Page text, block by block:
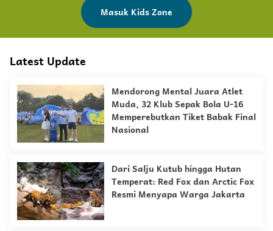
Masuk Kids Zone
Latest Update
Mendorong Mental Juara Atlet
Muda, 32 Klub Sepak Bola U-16
Memperebutkan Tiket Babak Final
Nasional
Dari Salju Kutub hingga Hutan
Temperat: Red Fox dan Arctic Fox
Resmi Menyapa Warga Jakarta